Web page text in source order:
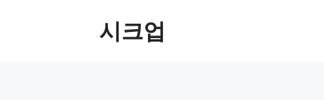
시크업